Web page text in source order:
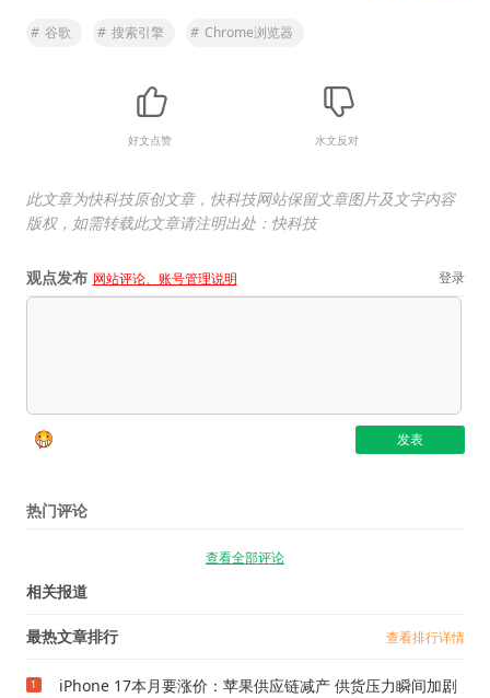
# 谷歌 # 搜索引擎 # Chrome浏览器
好文点赞 水文反对
此文章为快科技原创文章，快科技网站保留文章图片及文字内容
版权，如需转载此文章请注明出处：快科技
观点发布 网站评论、账号管理说明 登录
热门评论
查看全部评论
相关报道
最热文章排行 查看排行详情
1 iPhone 17本月要涨价：苹果供应链减产 供货压力瞬间加剧